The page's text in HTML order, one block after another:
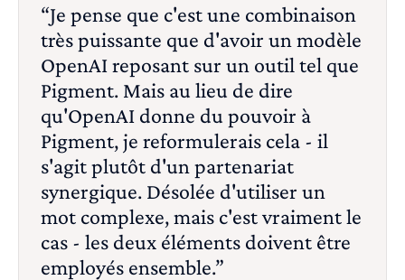
“Je pense que c'est une combinaison
très puissante que d'avoir un modèle
OpenAI reposant sur un outil tel que
Pigment. Mais au lieu de dire
qu'OpenAI donne du pouvoir à
Pigment, je reformulerais cela - il
s'agit plutôt d'un partenariat
synergique. Désolée d'utiliser un
mot complexe, mais c'est vraiment le
cas - les deux éléments doivent être
employés ensemble.”